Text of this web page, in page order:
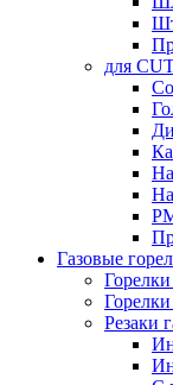
для
Газовые
Резаки